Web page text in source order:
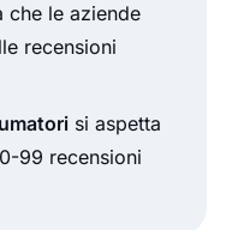
che le aziende
recensioni
si aspetta
99 recensioni